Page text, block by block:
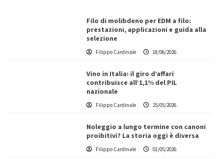
Filo di molibdeno per EDM a filo:
prestazioni, applicazioni e guida alla
selezione
Filippo Cardinale 18/06/2026
Vino in Italia: il giro d’affari
contribuisce all’1,1% del PIL
nazionale
Filippo Cardinale 25/05/2026
Noleggio a lungo termine con canoni
proibitivi? La storia oggi è diversa
Filippo Cardinale 01/05/2026